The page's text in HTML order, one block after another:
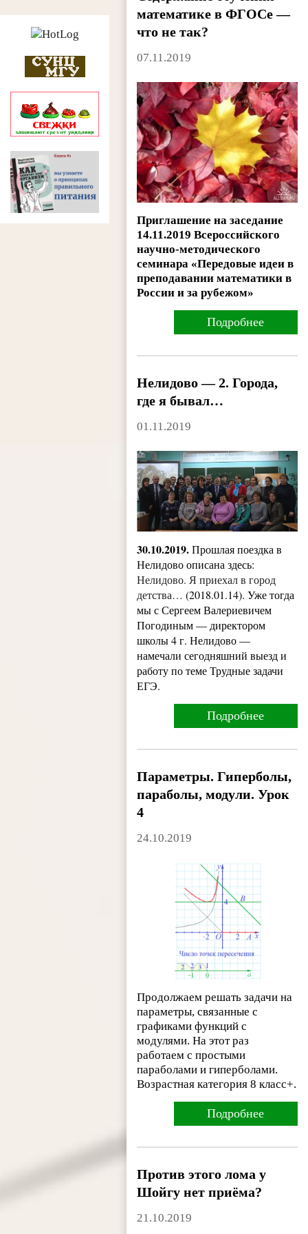
математике в ФГОСе —
что не так?
07.11.2019
Приглашение на заседание
14.11.2019 Всероссийского
научно-методического
семинара «Передовые идеи в
преподавании математики в
России и за рубежом»
Подробнее
Нелидово — 2. Города,
где я бывал…
01.11.2019
30.10.2019.Прошлая поездка в
Нелидово описана здесь:
Нелидово. Я приехал в город
детства… (2018.01.14). Уже тогда
мы с Сергеем Валериевичем
Погодиным — директором
школы 4 г. Нелидово —
намечали сегодняшний выезд и
работу по теме Трудные задачи
ЕГЭ.
Подробнее
Параметры. Гиперболы,
параболы, модули. Урок
4
24.10.2019
Продолжаем решать задачи на
параметры, связанные с
графиками функций с
модулями. На этот раз
работаем с простыми
параболами и гиперболами.
Возрастная категория 8 класс+.
Подробнее
Против этого лома у
Шойгу нет приёма?
21.10.2019